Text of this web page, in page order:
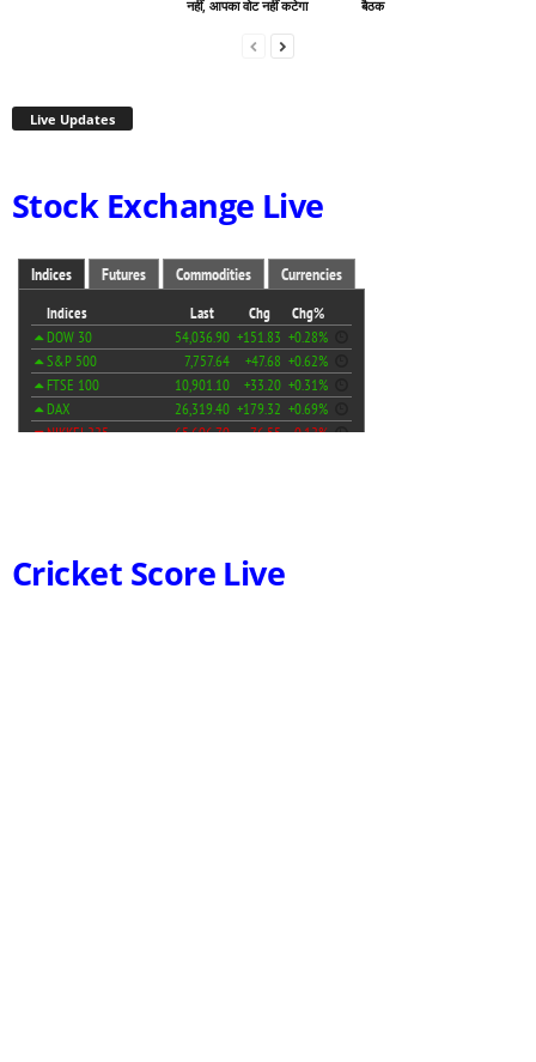
नहीं, आपका वोट नहीं कटेगा
बैठक
Live Updates
Stock Exchange Live
Cricket Score Live